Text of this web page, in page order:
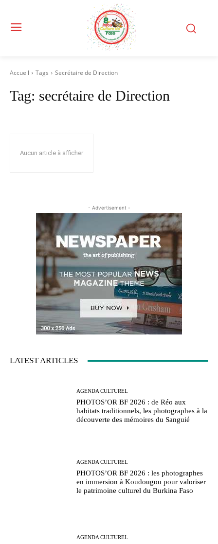
Accueil Tags Secrétaire de Direction
Tag: secrétaire de Direction
Aucun article à afficher
- Advertisement -
LATEST ARTICLES
AGENDA CULTUREL
PHOTOS’OR BF 2026 : de Réo aux
habitats traditionnels, les photographes à la
découverte des mémoires du Sanguié
AGENDA CULTUREL
PHOTOS’OR BF 2026 : les photographes
en immersion à Koudougou pour valoriser
le patrimoine culturel du Burkina Faso
AGENDA CULTUREL